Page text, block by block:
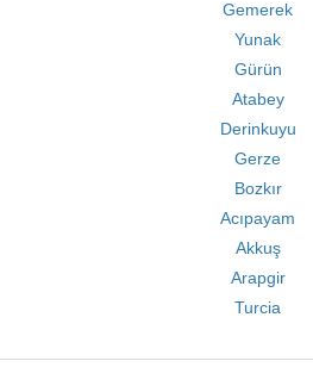
Gemerek
Yunak
Gürün
Atabey
Derinkuyu
Gerze
Bozkır
Acıpayam
Akkuş
Arapgir
Turcia